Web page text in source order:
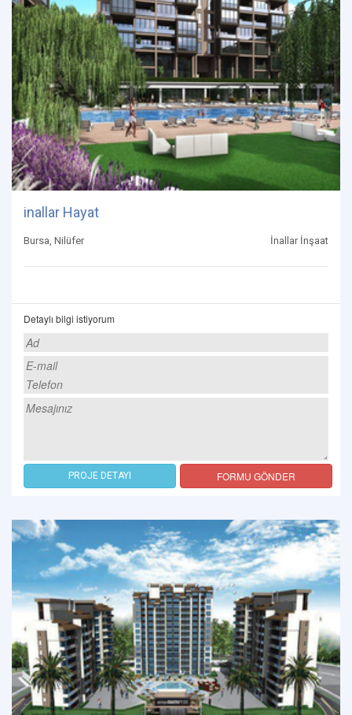
inallar Hayat
Bursa, Nilüfer İnallar İnşaat
Detaylı bilgi istiyorum
PROJE DETAYI FORMU GÖNDER